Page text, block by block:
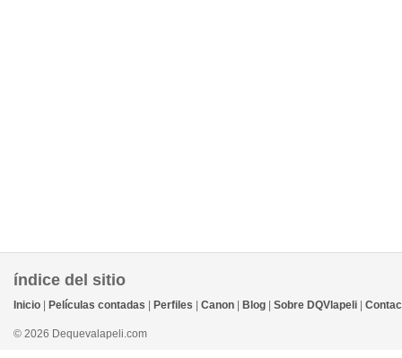
índice del sitio
Inicio Películas contadas Perfiles Canon Blog Sobre DQVlapeli
© 2026 Dequevalapeli.com